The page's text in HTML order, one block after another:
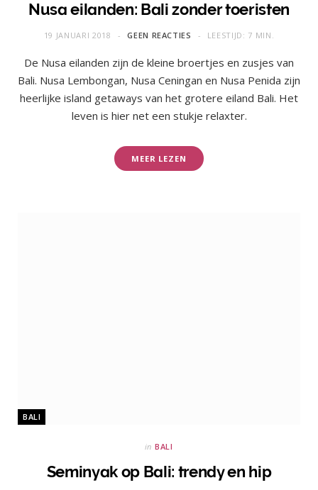
Nusa eilanden: Bali zonder toeristen
19 JANUARI 2018 GEEN REACTIES LEESTIJD: 7 MIN.
De Nusa eilanden zijn de kleine broertjes en zusjes van
Bali. Nusa Lembongan, Nusa Ceningan en Nusa Penida zijn
heerlijke island getaways van het grotere eiland Bali. Het
leven is hier net een stukje relaxter.
MEER LEZEN
BALI
in BALI
Seminyak op Bali: trendy en hip